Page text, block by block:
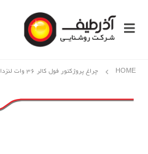
HOME چراغ پروژکتور فول کالر 36 وات لنزدار سری پاور